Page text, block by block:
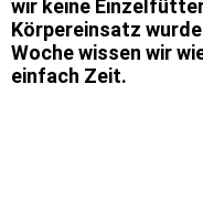
wir keine
Körpereinsatz
Woche wissen wir
einfach Zeit.